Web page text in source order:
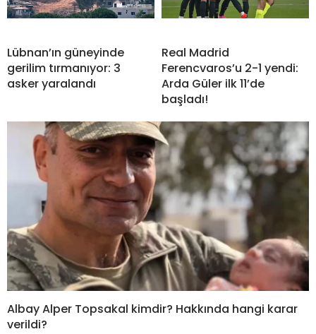
Lübnan’ın güneyinde
gerilim tırmanıyor: 3
asker yaralandı
Real Madrid
Ferencvaros’u 2-1 yendi:
Arda Güler ilk 11’de
başladı!
Albay Alper Topsakal kimdir? Hakkında hangi karar
verildi?